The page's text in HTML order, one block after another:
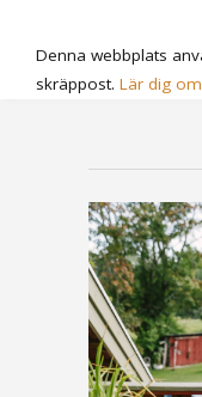
Denna webbplats
skräppost. Lär dig